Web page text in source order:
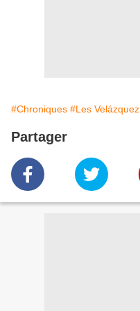
#Chroniques #Les Velázquez
Partager